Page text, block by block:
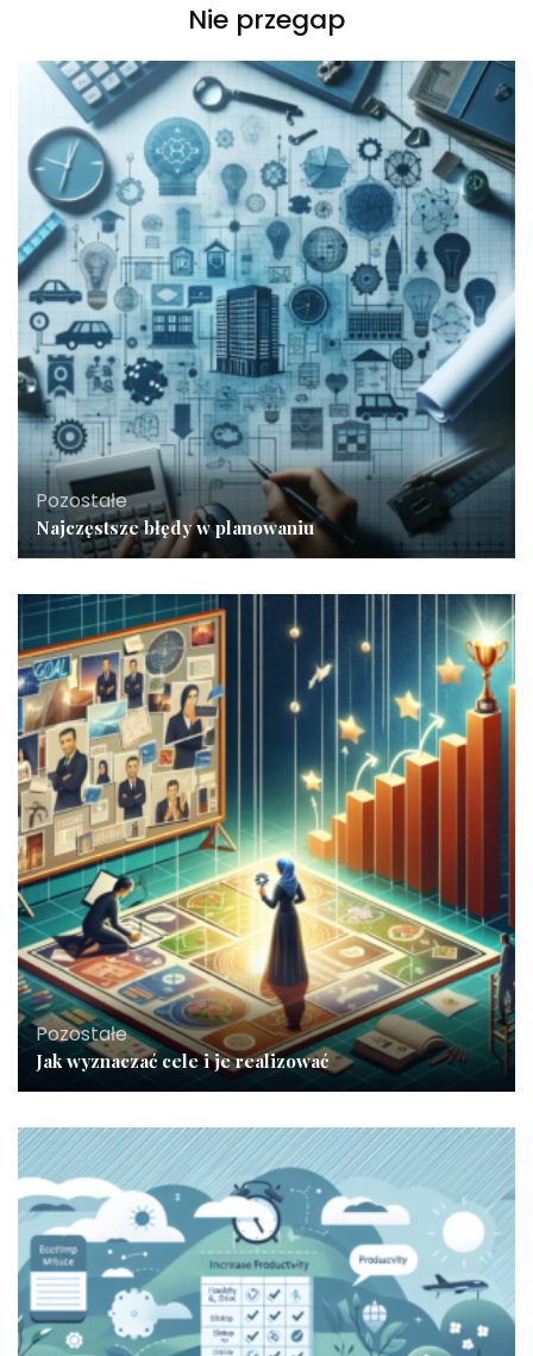
Nie przegap
Pozostałe
Najczęstsze błędy w planowaniu
Pozostałe
Jak wyznaczać cele i je realizować